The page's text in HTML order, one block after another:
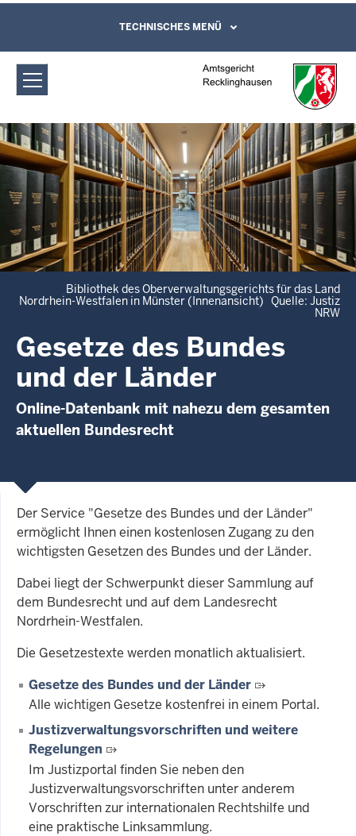
Amtsgericht Recklinghausen: Gesetze
(Bund/Länder)
Direkt zum Inhalt
Leichte Sprache, Gebärdensprachenvideo
und Kontaktformular
TECHNISCHES MENÜ
Bibliothek des Oberverwaltungsgerichts für das Land
Nordrhein-Westfalen in Münster (Innenansicht) Quelle: Justiz
NRW
Gesetze des Bundes
und der Länder
Online-Datenbank mit nahezu dem gesamten
aktuellen Bundesrecht
Der Service "Gesetze des Bundes und der Länder"
ermöglicht Ihnen einen kostenlosen Zugang zu den
wichtigsten Gesetzen des Bundes und der Länder.
Dabei liegt der Schwerpunkt dieser Sammlung auf
dem Bundesrecht und auf dem Landesrecht
Nordrhein-Westfalen.
Die Gesetzestexte werden monatlich aktualisiert.
Gesetze des Bundes und der Länder
Alle wichtigen Gesetze kostenfrei in einem Portal.
Justizverwaltungsvorschriften und weitere
Regelungen
Im Justizportal finden Sie neben den
Justizverwaltungsvorschriften unter anderem
Vorschriften zur internationalen Rechtshilfe und
eine praktische Linksammlung.